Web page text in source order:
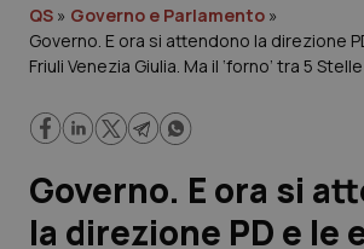
Governo e Parlamento
Regioni e Asl
Lavoro e Professioni
Scienza e Farmaci
QS » Governo e Parlamento »
Governo. E ora si attendono la direzione
Friuli Venezia Giulia. Ma il ‘forno’ tra 5
Governo. E ora si
la direzione PD e le